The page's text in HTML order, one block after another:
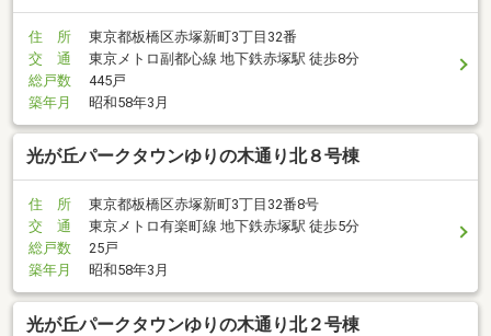
住 所
東京都板橋区赤塚新町3丁目32番
交 通
東京メトロ副都心線 地下鉄赤塚駅 徒歩8分
総戸数
445戸
築年月
昭和58年3月
光が丘パークタウンゆりの木通り北８号棟
住 所
東京都板橋区赤塚新町3丁目32番8号
交 通
東京メトロ有楽町線 地下鉄赤塚駅 徒歩5分
総戸数
25戸
築年月
昭和58年3月
光が丘パークタウンゆりの木通り北２号棟